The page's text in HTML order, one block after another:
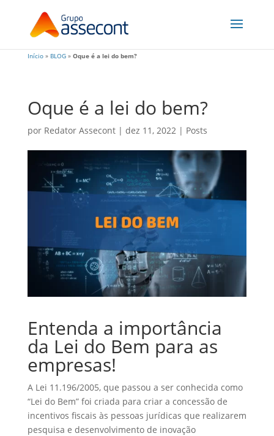
Início» BLOG» Oque é a lei do bem?
Oque é a lei do bem?
por Redator Assecont| dez 11, 2022| Posts
Entenda a importância
da Lei do Bem para as
empresas!
A Lei 11.196/2005, que passou a ser conhecida como
“Lei do Bem” foi criada para criar a concessão de
incentivos fiscais às pessoas jurídicas que realizarem
pesquisa e desenvolvimento de inovação